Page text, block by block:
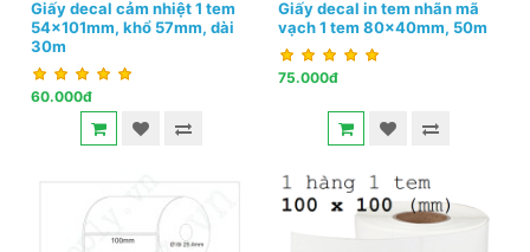
Giấy decal cảm nhiệt 1 tem
54x101mm, khổ 57mm, dài
30m
60.000đ
Giấy decal in tem nhãn mã
vạch 1 tem 80x40mm, 50m
75.000đ